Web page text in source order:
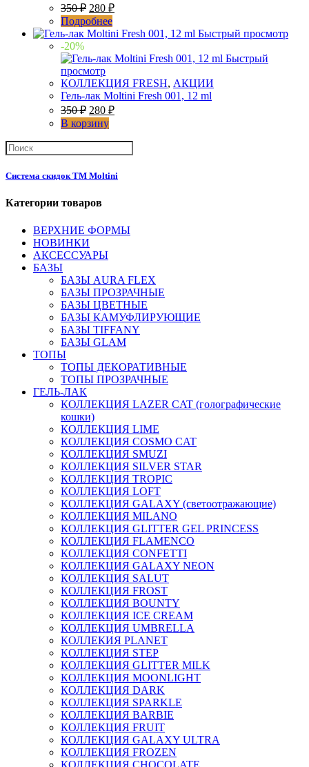
350₽ 280 ₽
Подробнее
Быстрый просмотр
-20%
Быстрый
просмотр
КОЛЛЕКЦИЯ FRESH, АКЦИИ
Гель-лак Moltini Fresh 001, 12 ml
350₽ 280 ₽
В корзину
Система скидок ТМ Moltini
Категории товаров
ВЕРХНИЕ ФОРМЫ
НОВИНКИ
АКСЕССУАРЫ
БАЗЫ
БАЗЫ AURA FLEX
БАЗЫ ПРОЗРАЧНЫЕ
БАЗЫ ЦВЕТНЫЕ
БАЗЫ КАМУФЛИРУЮЩИЕ
БАЗЫ TIFFANY
БАЗЫ GLAM
ТОПЫ
ТОПЫ ДЕКОРАТИВНЫЕ
ТОПЫ ПРОЗРАЧНЫЕ
ГЕЛЬ-ЛАК
КОЛЛЕКЦИЯ LAZER CAT (голографические
кошки)
КОЛЛЕКЦИЯ LIME
КОЛЛЕКЦИЯ COSMO CAT
КОЛЛЕКЦИЯ SMUZI
КОЛЛЕКЦИЯ SILVER STAR
КОЛЛЕКЦИЯ TROPIC
КОЛЛЕКЦИЯ LOFT
КОЛЛЕКЦИЯ GALAXY (светоотражающие)
КОЛЛЕКЦИЯ MILANO
КОЛЛЕКЦИЯ GLITTER GEL PRINCESS
КОЛЛЕКЦИЯ FLAMENCO
КОЛЛЕКЦИЯ CONFETTI
КОЛЛЕКЦИЯ GALAXY NEON
КОЛЛЕКЦИЯ SALUT
КОЛЛЕКЦИЯ FROST
КОЛЛЕКЦИЯ BOUNTY
КОЛЛЕКЦИЯ ICE CREAM
КОЛЛЕКЦИЯ UMBRELLA
КОЛЛЕКИЯ PLANET
КОЛЛЕКЦИЯ STEP
КОЛЛЕКЦИЯ GLITTER MILK
КОЛЛЕКЦИЯ MOONLIGHT
КОЛЛЕКЦИЯ DARK
КОЛЛЕКЦИЯ SPARKLE
КОЛЛЕКЦИЯ BARBIE
КОЛЛЕКЦИЯ FRUIT
КОЛЛЕКЦИЯ GALAXY ULTRA
КОЛЛЕКЦИЯ FROZEN
КОЛЛЕКЦИЯ CHOCOLATE